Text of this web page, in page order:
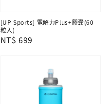
[UP Sports] 電解力Plus+膠囊(60
粒入)
Regular
NT$ 699